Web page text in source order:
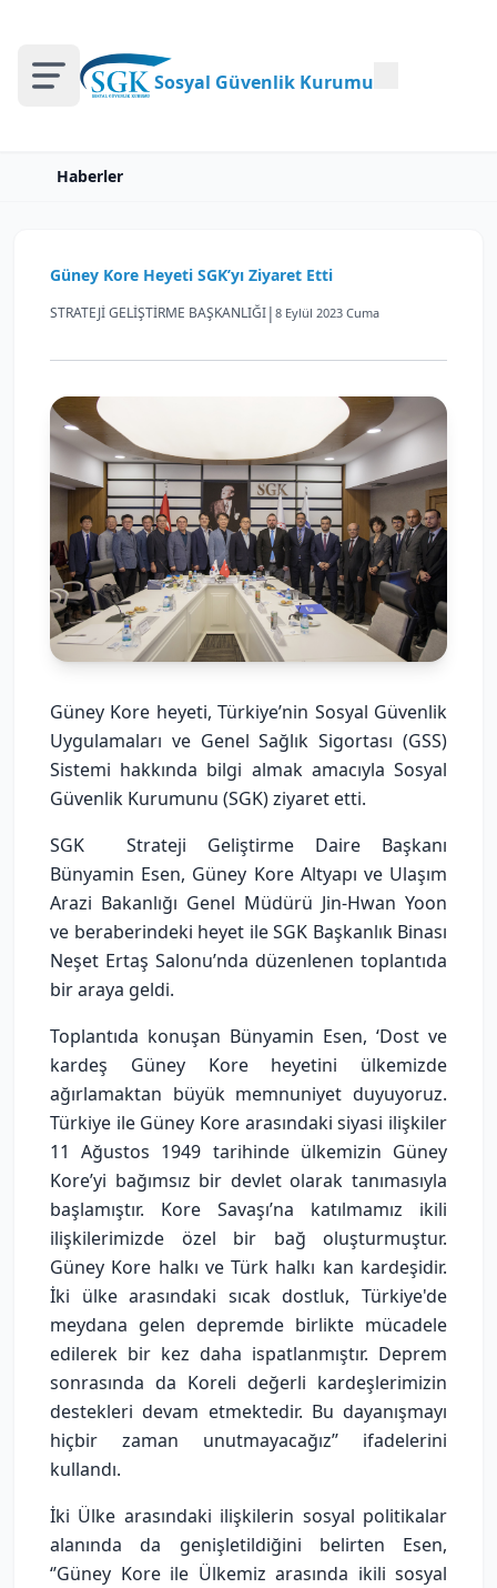
Sosyal Güvenlik Kurumu
Haberler
Güney Kore Heyeti SGK’yı Ziyaret Etti
STRATEJİ GELİŞTİRME BAŞKANLIĞI| 8 Eylül 2023 Cuma
Güney Kore heyeti, Türkiye’nin Sosyal Güvenlik
Uygulamaları ve Genel Sağlık Sigortası (GSS)
Sistemi hakkında bilgi almak amacıyla Sosyal
Güvenlik Kurumunu (SGK) ziyaret etti.
SGK Strateji Geliştirme Daire Başkanı
Bünyamin Esen, Güney Kore Altyapı ve Ulaşım
Arazi Bakanlığı Genel Müdürü Jin-Hwan Yoon
ve beraberindeki heyet ile SGK Başkanlık Binası
Neşet Ertaş Salonu’nda düzenlenen toplantıda
bir araya geldi.
Toplantıda konuşan Bünyamin Esen, ‘Dost ve
kardeş Güney Kore heyetini ülkemizde
ağırlamaktan büyük memnuniyet duyuyoruz.
Türkiye ile Güney Kore arasındaki siyasi ilişkiler
11 Ağustos 1949 tarihinde ülkemizin Güney
Kore’yi bağımsız bir devlet olarak tanımasıyla
başlamıştır. Kore Savaşı’na katılmamız ikili
ilişkilerimizde özel bir bağ oluşturmuştur.
Güney Kore halkı ve Türk halkı kan kardeşidir.
İki ülke arasındaki sıcak dostluk, Türkiye'de
meydana gelen depremde birlikte mücadele
edilerek bir kez daha ispatlanmıştır. Deprem
sonrasında da Koreli değerli kardeşlerimizin
destekleri devam etmektedir. Bu dayanışmayı
hiçbir zaman unutmayacağız’’ ifadelerini
kullandı.
İki Ülke arasındaki ilişkilerin sosyal politikalar
alanında da genişletildiğini belirten Esen,
‘’Güney Kore ile Ülkemiz arasında ikili sosyal